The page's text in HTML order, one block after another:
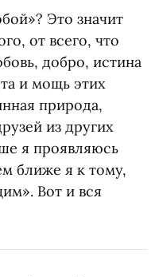
Это значит
от всего, что
добро, истина
и мощь этих
природа,
из других
я проявляюсь
ближе я к тому,
Вот и вся